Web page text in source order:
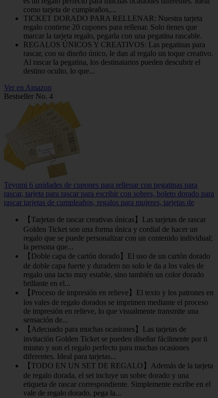
como tarjeta de cumpleaños,...
TICKET DORADO PARA RELLENAR: Nuestra tarjeta
regalo contiene 20 cupones para rellenar. Solo tienes que
marcar la tarjeta regalo, pegarla con una pegatina rascable.
REGALOS ÚNICOS Y CREATIVOS: Las pegatinas para
rascar, con su diseño único, le dan al regalo un toque creativo.
Al rascar la pegatina, los destinatarios pueden descubrir el
destino oculto, lo que...
Ver en Amazon
Bestseller No. 4
Teyomi 6 unidades de cupones para rellenar con pegatinas para
rascar, tarjeta para rascar para escribir con sobres, boleto dorado para
rascar tarjetas de cumpleaños, regalos para mujeres, tarjetas de
【Tarjetas de rascar creativas únicas】Las tarjetas de rascar
Golden Ticket son una forma única y cordial de hacer un
regalo que se puede personalizar con un contenido individual;
la persona que...
【Doble capa de cartón dorado】El uso de un cartón dorado
de doble capa fuerte y duradero no solo le da a los vales de
regalo una tacto muy estable, sino también un color dorado
brillante en el...
【Proceso de impresión en relieve】El texto y los patrones en
los vales de regalo dorados se imprimen mediante el proceso
de impresión en relieve, lo que visualmente transmite una
sensación de...
【Adecuado para muchas ocasiones】Las tarjetas de
invitación Golden Ticket se pueden diseñar fácilmente por ti
mismo y son el regalo perfecto para muchas ocasiones
diferentes. Ideal para tarjetas...
【TODO EN UN SET DE REGALO】Además de la tarjeta
de regalo dorada, el set incluye un sobre dorado y una
etiqueta de rascar correspondiente. Simplemente escribe en el
vale de regalo dorado, pega la...